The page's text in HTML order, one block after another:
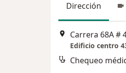
Dirección
Carrera 68A #
Edificio centro
Chequeo